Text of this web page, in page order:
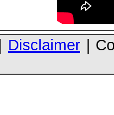
Disclaimer|